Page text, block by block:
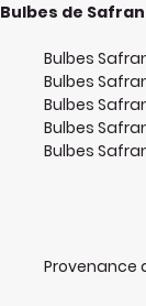
Bulbes de
Bulbes
Bulbes
Bulbes
Bulbes
Bulbes
Provenance